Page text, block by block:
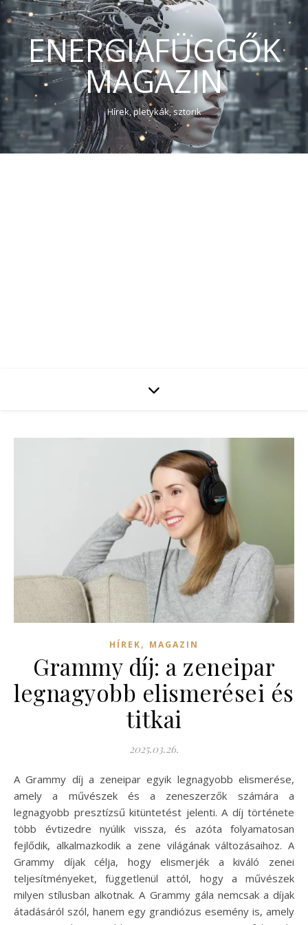
ENERGIAFÜGGŐK
MAGAZIN
Hírek, pletykák, sztorik
HÍREK, MAGAZIN
Grammy díj: a zeneipar
legnagyobb elismerései és
titkai
2025.03.26.
A Grammy díj a zeneipar egyik legnagyobb elismerése,
amely a művészek és a zeneszerzők számára a
legnagyobb presztízsű kitüntetést jelenti. A díj története
több évtizedre nyúlik vissza, és azóta folyamatosan
fejlődik, alkalmazkodik a zene világának változásaihoz. A
Grammy díjak célja, hogy elismerjék a kiváló zenei
teljesítményeket, függetlenül attól, hogy a művészek
milyen stílusban alkotnak. A Grammy gála nemcsak a díjak
átadásáról szól, hanem egy grandiózus esemény is, amely